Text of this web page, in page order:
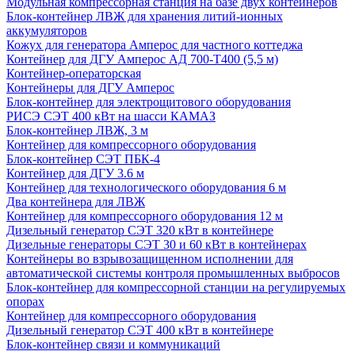
Блок-контейнер ЛВЖ для хранения литий-ионных
аккумуляторов
Кожух для генератора Амперос для частного коттеджа
Контейнер для ДГУ Амперос АД 700-Т400 (5,5 м)
Контейнер-операторская
Контейнеры для ДГУ Амперос
Блок-контейнер для электрощитового оборудования
РИСЭ СЭТ 400 кВт на шасси КАМАЗ
Блок-контейнер ЛВЖ, 3 м
Контейнер для компрессорного оборудования
Блок-контейнер СЭТ ПБК-4
Контейнер для ДГУ 3.6 м
Контейнер для технологического оборудования 6 м
Два контейнера для ЛВЖ
Контейнер для компрессорного оборудования 12 м
Дизельный генератор СЭТ 320 кВт в контейнере
Дизельные генераторы СЭТ 30 и 60 кВт в контейнерах
Контейнеры во взрывозащищенном исполнении для
автоматической системы контроля промышленных выбросов
Блок-контейнер для компрессорной станции на регулируемых
опорах
Контейнер для компрессорного оборудования
Дизельный генератор СЭТ 400 кВт в контейнере
Блок-контейнер связи и коммуникаций